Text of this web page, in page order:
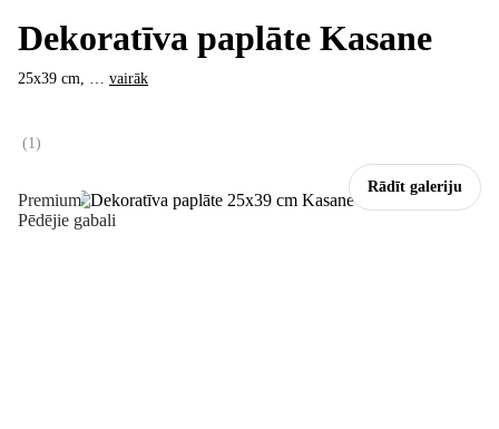
Rādīt galeriju
Premium
Pēdējie gabali
Dekoratīva paplāte Kasane
25x39 cm, … vairāk
(1 )